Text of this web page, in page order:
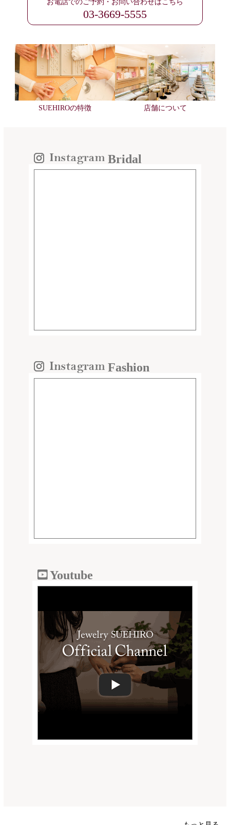
お電話でのご予約・お問い合わせはこちら
03-3669-5555
SUEHIROの特徴 店舗について
Bridal
Fashion
Youtube